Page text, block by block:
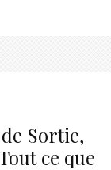
Sortie,
ce que